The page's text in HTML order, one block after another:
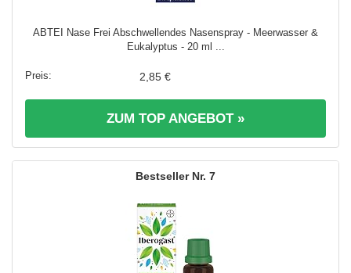
ABTEI Nase Frei Abschwellendes Nasenspray - Meerwasser &
Eukalyptus - 20 ml ...
2,85 €
ZUM TOP ANGEBOT »
7